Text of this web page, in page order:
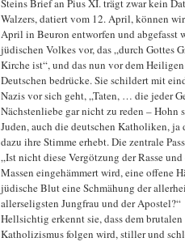
Steins Brief an Pius XI. trägt zwar kein
Walzers, datiert vom 12. April, können
April in Beuron entworfen und abgefasst
jüdischen Volkes vor, das „durch Gottes
Kirche ist“, und das nun vor dem
Deutschen bedrücke. Sie schildert mit
Nazis vor sich geht, „Taten, … die jeder
Nächstenliebe gar nicht zu reden – Hohn
Juden, auch die deutschen Katholiken,
dazu ihre Stimme erhebt. Die zentrale
„Ist nicht diese Vergötzung der Rasse
Massen eingehämmert wird, eine offene
jüdische Blut eine Schmähung der
allerseligsten Jungfrau und der Apostel?“
Hellsichtig erkennt sie, dass dem
Katholizismus folgen wird, stiller und